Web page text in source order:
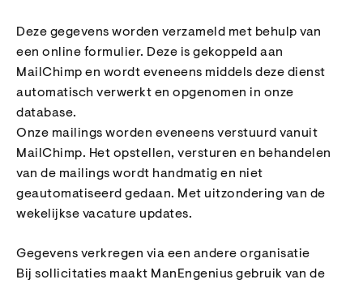
Deze gegevens worden verzameld met behulp van
een online formulier. Deze is gekoppeld aan
MailChimp en wordt eveneens middels deze dienst
automatisch verwerkt en opgenomen in onze
database.
Onze mailings worden eveneens verstuurd vanuit
MailChimp. Het opstellen, versturen en behandelen
van de mailings wordt handmatig en niet
geautomatiseerd gedaan. Met uitzondering van de
wekelijkse vacature updates.
Gegevens verkregen via een andere organisatie
Bij sollicitaties maakt ManEngenius gebruik van de